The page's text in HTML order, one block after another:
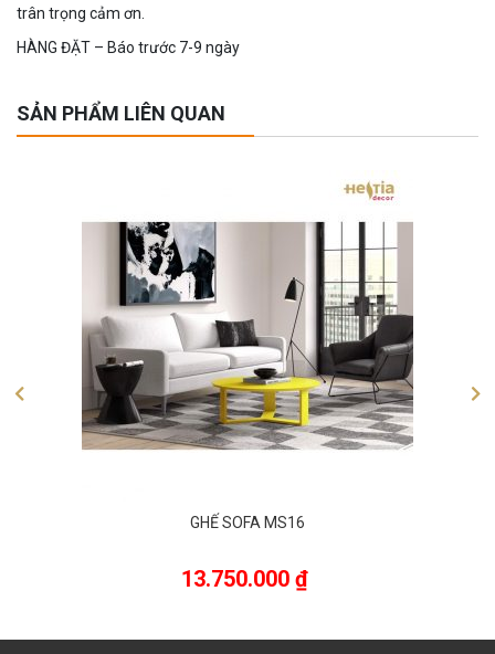
trân trọng cảm ơn.
HÀNG ĐẶT – Báo trước 7-9 ngày
SẢN PHẨM LIÊN QUAN
GHẾ SOFA MS16
13.750.000 ₫